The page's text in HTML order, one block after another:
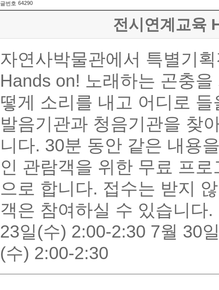
글번호 64290
전시연계교육
자연사박물관에서 특별기
Hands on! 노래하는 곤충
떻게 소리를 내고 어디로
발음기관과 청음기관을 찾
니다. 30분 동안 같은 내용
인 관람객을 위한 무료 프
으로 합니다. 접수는 받지
객은 참여하실 수 있습니다
23일(수) 2:00-2:30 7월 30
(수) 2:00-2:30